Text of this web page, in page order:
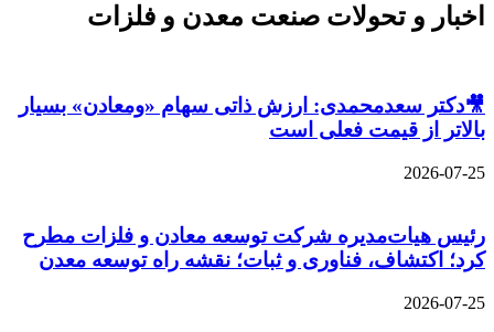
اخبار و تحولات صنعت معدن و فلزات
🎥دکتر سعدمحمدی: ارزش ذاتی سهام «ومعادن» بسیار
بالاتر از قیمت فعلی است
2026-07-25
رئیس هیات‌مدیره شرکت توسعه معادن و فلزات مطرح
کرد؛ اکتشاف، فناوری و ثبات؛ نقشه راه توسعه معدن
2026-07-25